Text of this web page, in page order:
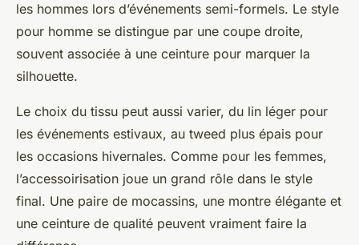
les hommes lors d’événements semi-formels. Le style
pour homme se distingue par une coupe droite,
souvent associée à une ceinture pour marquer la
silhouette.
Le choix du tissu peut aussi varier, du lin léger pour
les événements estivaux, au tweed plus épais pour
les occasions hivernales. Comme pour les femmes,
l’accessoirisation joue un grand rôle dans le style
final. Une paire de mocassins, une montre élégante et
une ceinture de qualité peuvent vraiment faire la